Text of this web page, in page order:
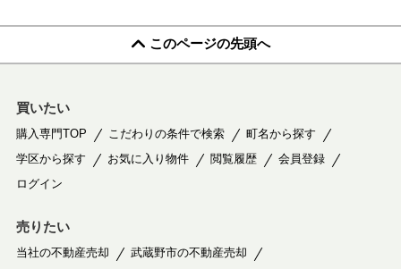
このページの先頭へ
買いたい
購入専門TOP こだわりの条件で検索
町名から探す
学区から探す
お気に入り物件 閲覧履歴
会員登録
ログイン
売りたい
当社の不動産売却
武蔵野市の不動産売却